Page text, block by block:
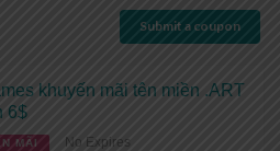
Submit a coupon
khuyến mãi tên miền .ART
6$
MÃI No Expires